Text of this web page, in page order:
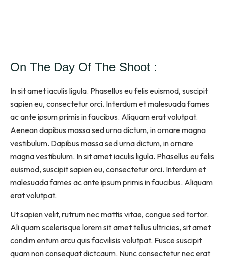
On The Day Of The Shoot :
In sit amet iaculis ligula. Phasellus eu felis euismod, suscipit
sapien eu, consectetur orci. Interdum et malesuada fames
ac ante ipsum primis in faucibus. Aliquam erat volutpat.
Aenean dapibus massa sed urna dictum, in ornare magna
vestibulum. Dapibus massa sed urna dictum, in ornare
magna vestibulum. In sit amet iaculis ligula. Phasellus eu felis
euismod, suscipit sapien eu, consectetur orci. Interdum et
malesuada fames ac ante ipsum primis in faucibus. Aliquam
erat volutpat.
Ut sapien velit, rutrum nec mattis vitae, congue sed tortor.
Ali quam scelerisque lorem sit amet tellus ultricies, sit amet
condim entum arcu quis facvilisis volutpat. Fusce suscipit
quam non consequat dictcaum. Nunc consectetur nec erat